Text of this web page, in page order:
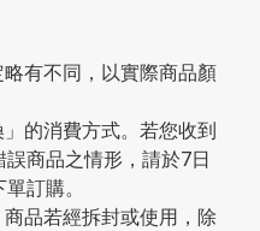
有不同，以實際商品顏
的消費方式。若您收到
商品之情形，請於7日
訂購。
品若經拆封或使用，除